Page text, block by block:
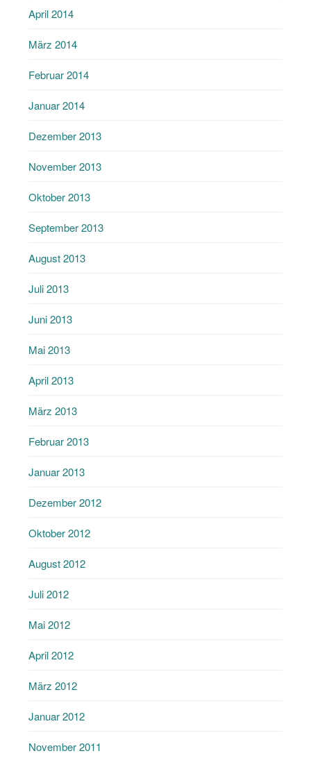
April 2014
März 2014
Februar 2014
Januar 2014
Dezember 2013
November 2013
Oktober 2013
September 2013
August 2013
Juli 2013
Juni 2013
Mai 2013
April 2013
März 2013
Februar 2013
Januar 2013
Dezember 2012
Oktober 2012
August 2012
Juli 2012
Mai 2012
April 2012
März 2012
Januar 2012
November 2011